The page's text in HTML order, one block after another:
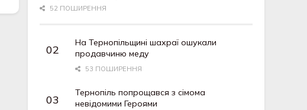
52 ПОШИРЕННЯ
На Тернопільщині шахраї ошукали
продавчиню меду
53 ПОШИРЕННЯ
Тернопіль попрощався з сімома
невідомими Героями